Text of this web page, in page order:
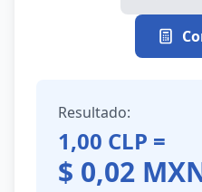
Resultado:
1,00 CLP =
$ 0,02